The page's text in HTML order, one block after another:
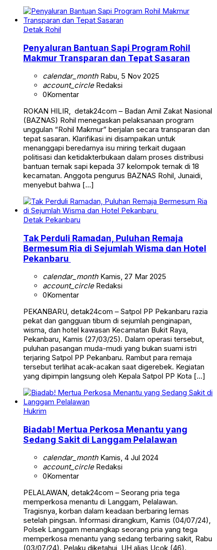
Detak Rohil
Penyaluran Bantuan Sapi Program Rohil
Makmur Transparan dan Tepat Sasaran
calendar_monthRabu, 5 Nov 2025
account_circleRedaksi
0Komentar
ROKAN HILIR, detak24com – Badan Amil Zakat Nasional
(BAZNAS) Rohil menegaskan pelaksanaan program
unggulan “Rohil Makmur” berjalan secara transparan dan
tepat sasaran. Klarifikasi ini disampaikan untuk
menanggapi beredarnya isu miring terkait dugaan
politisasi dan ketidakterbukaan dalam proses distribusi
bantuan ternak sapi kepada 37 kelompok ternak di 18
kecamatan. Anggota pengurus BAZNAS Rohil, Junaidi,
menyebut bahwa […]
Detak Pekanbaru
Tak Perduli Ramadan, Puluhan Remaja
Bermesum Ria di Sejumlah Wisma dan Hotel
Pekanbaru
calendar_monthKamis, 27 Mar 2025
account_circleRedaksi
0Komentar
PEKANBARU, detak24com – Satpol PP Pekanbaru razia
pekat dan gangguan tibum di sejumlah penginapan,
wisma, dan hotel kawasan Kecamatan Bukit Raya,
Pekanbaru, Kamis (27/03/25). Dalam operasi tersebut,
puluhan pasangan muda-mudi yang bukan suami istri
terjaring Satpol PP Pekanbaru. Rambut para remaja
tersebut terlihat acak-acakan saat digerebek. Kegiatan
yang dipimpin langsung oleh Kepala Satpol PP Kota […]
Hukrim
Biadab! Mertua Perkosa Menantu yang
Sedang Sakit di Langgam Pelalawan
calendar_monthKamis, 4 Jul 2024
account_circleRedaksi
0Komentar
PELALAWAN, detak24com – Seorang pria tega
memperkosa menantu di Langgam, Pelalawan.
Tragisnya, korban dalam keadaan berbaring lemas
setelah pingsan. Informasi dirangkum, Kamis (04/07/24),
Polsek Langgam menangkap seorang pria yang tega
memperkosa menantu yang sedang terbaring sakit, Rabu
(03/07/24). Pelaku diketahui, UH alias Ucok (46).